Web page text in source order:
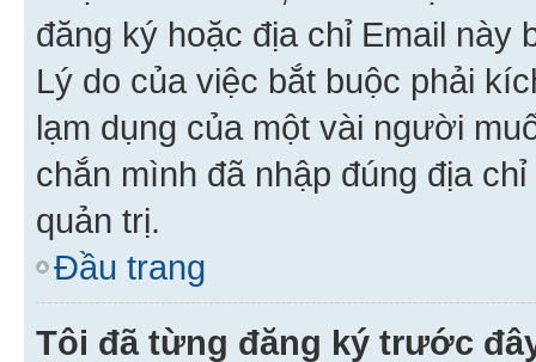
đăng ký hoặc địa chỉ Email này
Lý do của việc bắt buộc phải
lạm dụng của một vài người
chắn mình đã nhập đúng địa
quản trị.
Đầu trang
Tôi đã từng đăng ký trước